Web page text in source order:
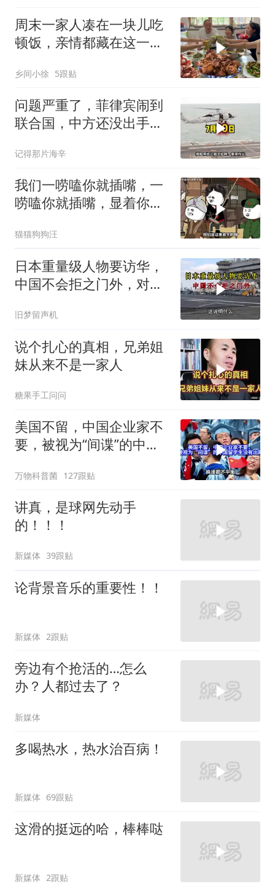
周末一家人凑在一块儿吃
顿饭，亲情都藏在这一饭
乡间小徐 5跟贴
问题严重了，菲律宾闹到
联合国，中方还没出手，
记得那片海辛
我们一唠嗑你就插嘴，一
唠嗑你就插嘴，显着你
猫猫狗狗汪
日本重量级人物要访华，
中国不会拒之门外，对日
旧梦留声机
说个扎心的真相，兄弟姐
妹从来不是一家人
糖果手工问问
美国不留，中国企业家不
要，被视为“间谍”的中国
万物科普菌 127跟贴
讲真，是球网先动手
的！！！
新媒体 39跟贴
论背景音乐的重要性！！
新媒体 2跟贴
旁边有个抢活的…怎么
办？人都过去了？
新媒体
多喝热水，热水治百病！
新媒体 69跟贴
这滑的挺远的哈，棒棒哒
新媒体 2跟贴